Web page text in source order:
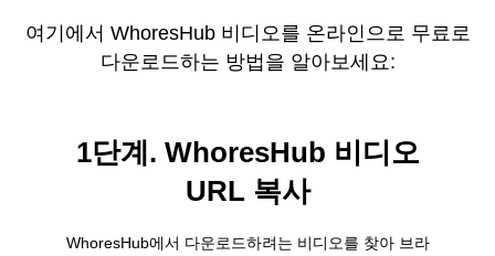
여기에서 WhoresHub 비디오를 온라인으로 무료로
다운로드하는 방법을 알아보세요:
1단계. WhoresHub 비디오
URL 복사
WhoresHub에서 다운로드하려는 비디오를 찾아 브라